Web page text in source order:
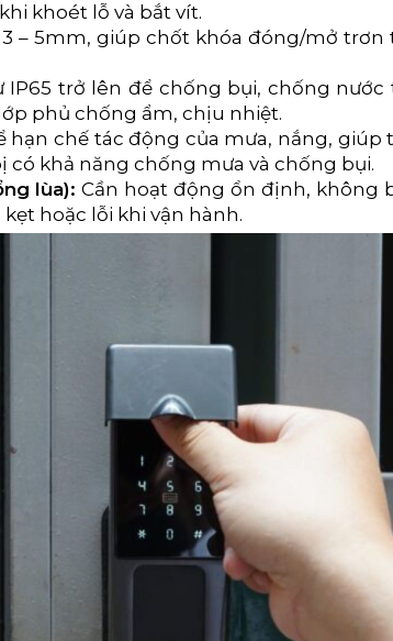
khoét lỗ và bắt vít.
3 – 5mm, giúp chốt khóa đóng/mở trơn
IP65 trở lên để chống bụi, chống
phủ chống ẩm, chịu nhiệt.
hạn chế tác động của mưa, nắng, giúp
có khả năng chống mưa và chống bụi.
lùa): Cần hoạt động ổn định, không
hoặc lỗi khi vận hành.